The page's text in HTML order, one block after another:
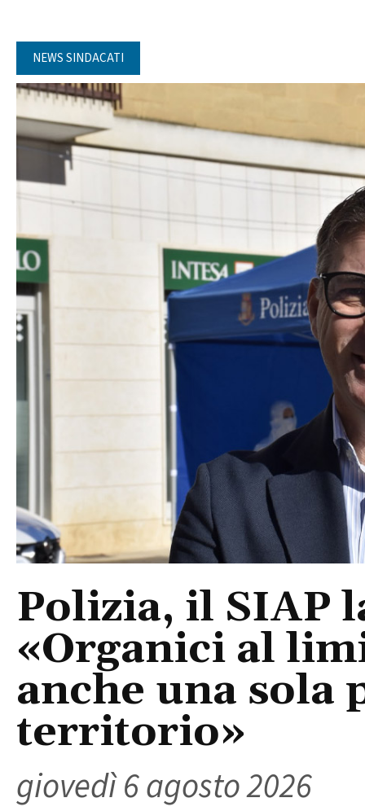
NEWS SINDACATI
Polizia, il SIAP
«Organici al
anche una sola
territorio»
giovedì 6 agosto 2026